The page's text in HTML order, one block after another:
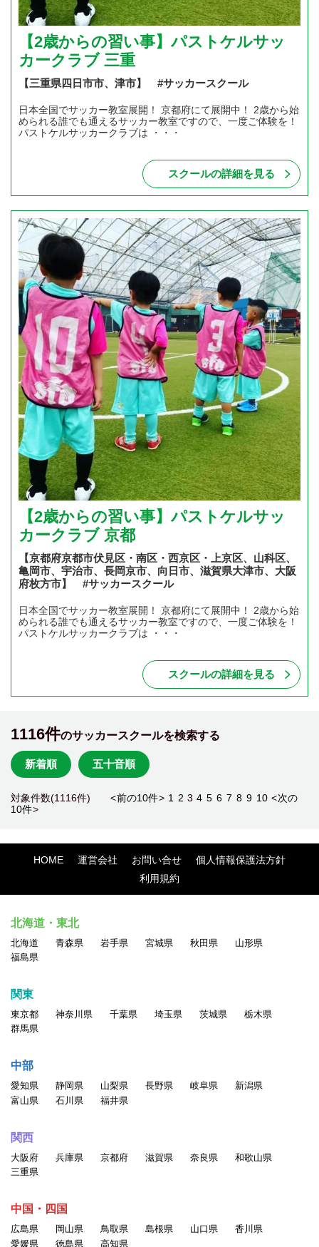
【2歳からの習い事】パストケルサッ
カークラブ 三重
【三重県四日市市、津市】 #サッカースクール
日本全国でサッカー教室展開！ 京都府にて展開中！ 2歳から始
められる誰でも通えるサッカー教室ですので、一度ご体験を！
パストケルサッカークラブは ・・・
スクールの詳細を見る
【2歳からの習い事】パストケルサッ
カークラブ 京都
【京都府京都市伏見区・南区・西京区・上京区、山科区、
亀岡市、宇治市、長岡京市、向日市、滋賀県大津市、大阪
府枚方市】 #サッカースクール
日本全国でサッカー教室展開！ 京都府にて展開中！ 2歳から始
められる誰でも通えるサッカー教室ですので、一度ご体験を！
パストケルサッカークラブは ・・・
スクールの詳細を見る
1116件のサッカースクールを検索する
新着順 五十音順
対象件数(1116件) <前の10件> 1 2 3 4 5 6 7 8 9 10 <次の
10件>
HOME 運営会社 お問い合せ
個人情報保護法方針
利用規約
北海道・東北
北海道 青森県 岩手県 宮城県 秋田県
山形県
福島県
関東
東京都 神奈川県 千葉県 埼玉県 茨城県
栃木県
群馬県
中部
愛知県 静岡県 山梨県 長野県 岐阜県
新潟県
富山県
石川県 福井県
関西
大阪府 兵庫県 京都府 滋賀県 奈良県
和歌山県
三重県
中国・四国
広島県 岡山県 鳥取県 島根県 山口県
香川県
愛媛県
徳島県 高知県